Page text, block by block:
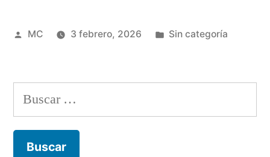
beneficios
la
Publicado
MC 3 febrero, 2026
Publicada
Sin categoría
Buscar: